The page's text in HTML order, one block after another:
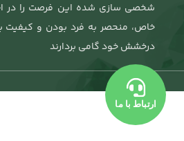
شخصی سازی شده این فرصت را در
خاص، منحصر به فرد بودن و کیفیت
درخشش خود گامی بردارند
ارتباط با ما